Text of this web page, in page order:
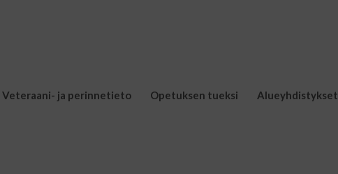
Veteraani- ja perinnetieto Opetuksen tueksi Alueyhdistykset